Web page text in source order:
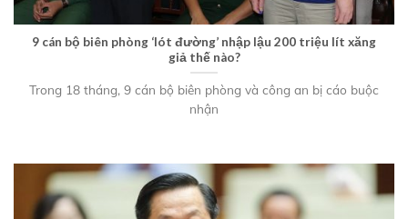
9 cán bộ biên phòng ‘lót đường’ nhập lậu 200 triệu lít xăng
giả thế nào?
Trong 18 tháng, 9 cán bộ biên phòng và công an bị cáo buộc
nhận